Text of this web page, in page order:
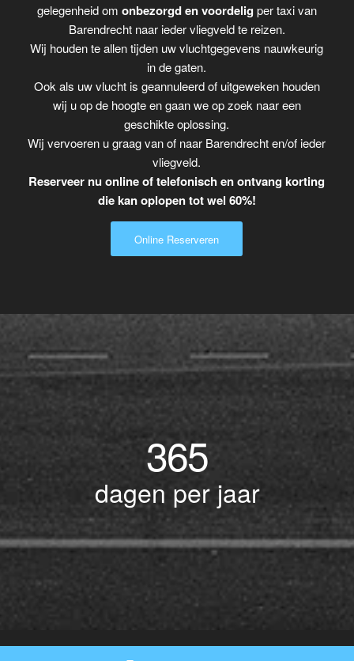
gelegenheid om onbezorgd en voordelig per taxi van
Barendrecht naar ieder vliegveld te reizen.
Wij houden te allen tijden uw vluchtgegevens nauwkeurig
in de gaten.
Ook als uw vlucht is geannuleerd of uitgeweken houden
wij u op de hoogte en gaan we op zoek naar een
geschikte oplossing.
Wij vervoeren u graag van of naar Barendrecht en/of ieder
vliegveld.
Reserveer nu online of telefonisch en ontvang korting
die kan oplopen tot wel 60%!
Online Reserveren
365
dagen per jaar